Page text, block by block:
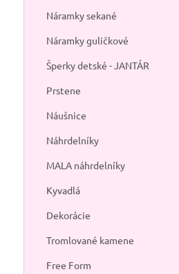
Náramky sekané
Náramky guličkové
Šperky detské - JANTÁR
Prstene
Náušnice
Náhrdelníky
MALA náhrdelníky
Kyvadlá
Dekorácie
Tromlované kamene
Free Form